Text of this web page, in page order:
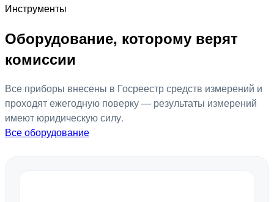
Инструменты
Оборудование, которому верят
комиссии
Все приборы внесены в Госреестр средств измерений и
проходят ежегодную поверку — результаты измерений
имеют юридическую силу.
Все оборудование